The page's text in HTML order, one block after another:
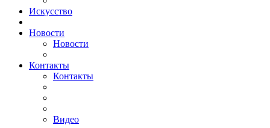
Искусствo
Новости
Новости
Контакты
Контакты
Видео